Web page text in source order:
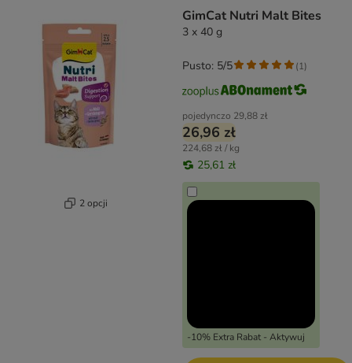
2 opcji
GimCat Nutri Malt Bites
3 x 40 g
pojedynczo 29,88 zł
26,96 zł
224,68 zł / kg
25,61 zł
-10% Extra Rabat - Aktywuj
Pusto: 5/5 (1)